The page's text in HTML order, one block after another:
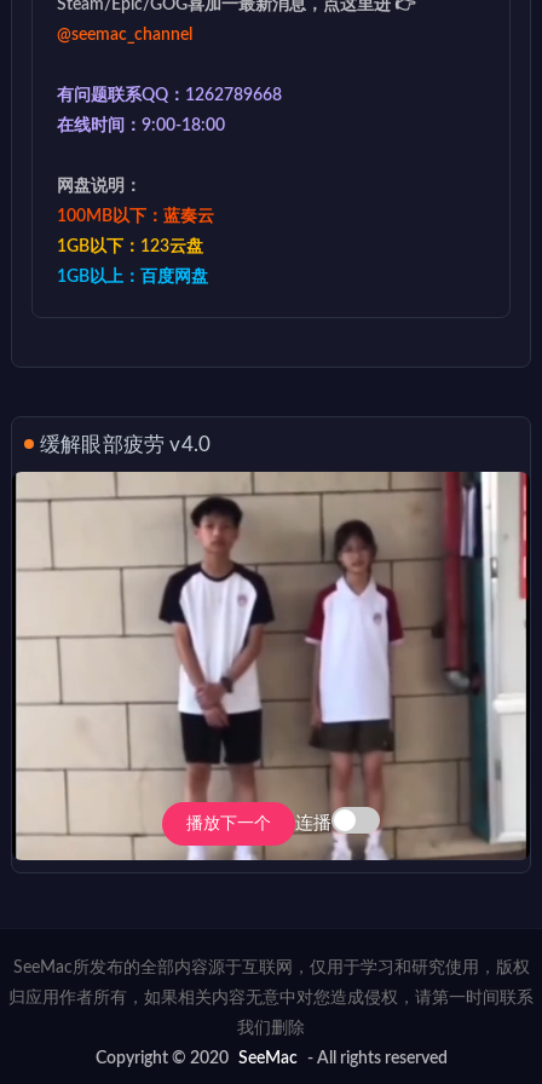
Steam/Epic/GOG喜加一最新消息，点这里进 👉
@seemac_channel
有问题联系QQ：1262789668
在线时间：9:00-18:00
网盘说明：
100MB以下：蓝奏云
1GB以下：123云盘
1GB以上：百度网盘
缓解眼部疲劳 v4.0
播放下一个 连播
SeeMac所发布的全部内容源于互联网，仅用于学习和研究使用，版权
归应用作者所有，如果相关内容无意中对您造成侵权，请第一时间联系
我们删除
Copyright © 2020 SeeMac - All rights reserved